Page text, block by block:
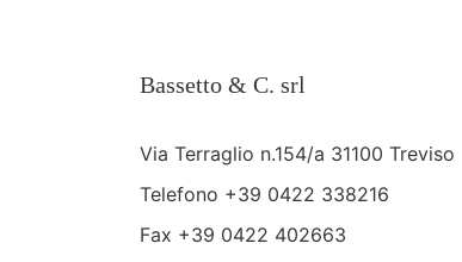
Bassetto & C. srl
Via Terraglio n.154/a 31100 Treviso
Telefono +39 0422 338216
Fax +39 0422 402663